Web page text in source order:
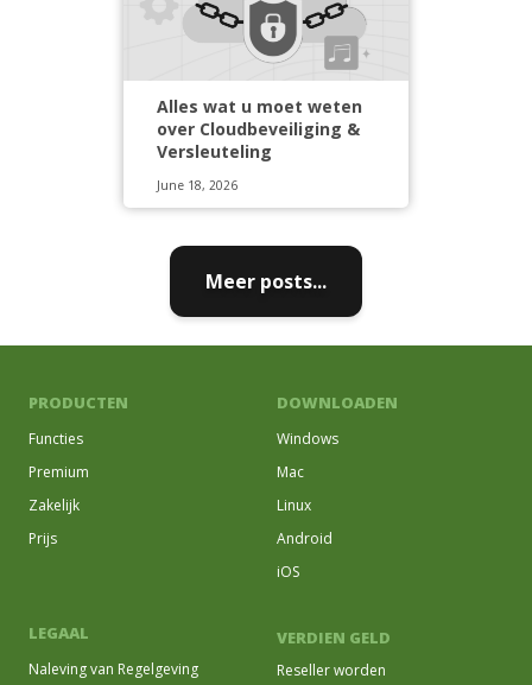
Alles wat u moet weten
over Cloudbeveiliging &
Versleuteling
June 18, 2026
Meer posts...
PRODUCTEN
Functies
Premium
Zakelijk
Prijs
DOWNLOADEN
Windows
Mac
Linux
Android
iOS
LEGAAL
Naleving van Regelgeving
VERDIEN GELD
Reseller worden